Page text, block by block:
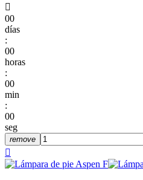

00
días
:
00
horas
:
00
min
:
00
seg
remove
